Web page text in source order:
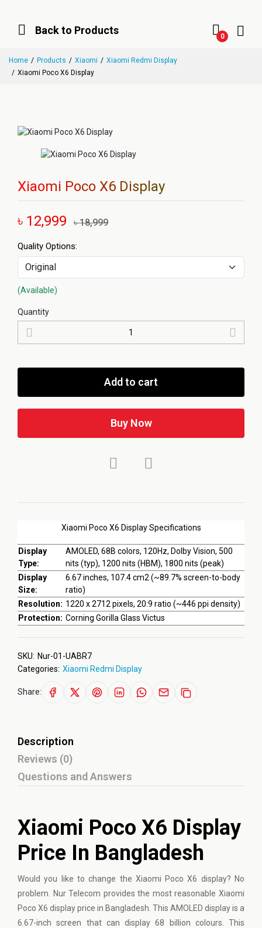
Back to Products
0
Home Products Xiaomi
Xiaomi Redmi Display
Xiaomi Poco X6 Display
Xiaomi Poco X6 Display
৳ 12,999 ৳ 18,999
Xiaomi Poco X6 Display Specifications
Display
Type:
AMOLED, 68B colors, 120Hz, Dolby Vision, 500
nits (typ), 1200 nits (HBM), 1800 nits (peak)
Display
Size:
6.67 inches, 107.4 cm2 (~89.7% screen-to-body
ratio)
Resolution: 1220 x 2712 pixels, 20:9 ratio (~446 ppi density)
Protection: Corning Gorilla Glass Victus
Quality Options:
(Available)
Quantity
Add to cart
Buy Now
SKU: Nur-01-UABR7
Categories: Xiaomi Redmi Display
Share:
Description
Reviews (0)
Questions and Answers
Xiaomi Poco X6 Display
Price In Bangladesh
Would you like to change the Xiaomi Poco X6 display? No
problem. Nur Telecom provides the most reasonable Xiaomi
Poco X6 display price in Bangladesh. This AMOLED display is a
6.67-inch screen that can display 68 billion colours. This